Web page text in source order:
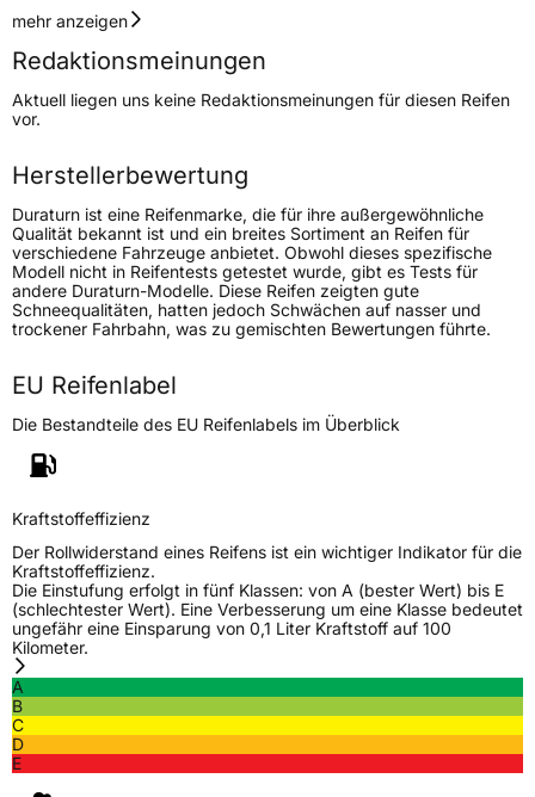
Geschwindigkeitsindex
Höchstgeschwindigkeit
300 km/h
Lastindex88
Höchstlast560 kg
Generelle Merkmale
FahrzeugtypPKW
VerwendungSommerreifen
ModellnameMozzo Sport
Fahrzeugart
PKW & SUV
ZustandNeureifen
VerstärktXL
EU Label
mehr anzeigen
Redaktionsmeinungen
Aktuell liegen uns keine Redaktionsmeinungen für diesen Reifen
vor.
Herstellerbewertung
Duraturn ist eine Reifenmarke, die für ihre außergewöhnliche
Qualität bekannt ist und ein breites Sortiment an Reifen für
verschiedene Fahrzeuge anbietet. Obwohl dieses spezifische
Modell nicht in Reifentests getestet wurde, gibt es Tests für
andere Duraturn-Modelle. Diese Reifen zeigten gute
Schneequalitäten, hatten jedoch Schwächen auf nasser und
trockener Fahrbahn, was zu gemischten Bewertungen führte.
EU Reifenlabel
Die Bestandteile des EU Reifenlabels im Überblick
Kraftstoffeffizienz
Der Rollwiderstand eines Reifens ist ein wichtiger Indikator für die
Kraftstoffeffizienz.
Die Einstufung erfolgt in fünf Klassen: von A (bester Wert) bis E
(schlechtester Wert). Eine Verbesserung um eine Klasse bedeutet
ungefähr eine Einsparung von 0,1 Liter Kraftstoff auf 100
Kilometer.
A
B
C
D
E